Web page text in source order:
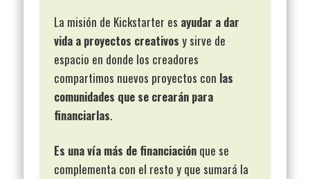
La misión de Kickstarter es ayudar a dar
vida a proyectos creativos y sirve de
espacio en donde los creadores
compartimos nuevos proyectos con las
comunidades que se crearán para
financiarlas.
Es una vía más de financiación que se
complementa con el resto y que sumará la